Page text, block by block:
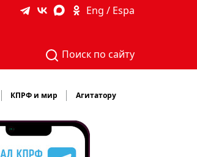
Eng / Espa
Поиск по сайту
КПРФ и мир Агитатору